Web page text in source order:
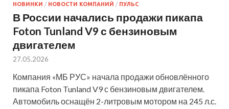
НОВИНКИ / НОВОСТИ КОМПАНИЙ / ПУЛЬС
В России начались продажи пикапа
Foton Tunland V9 с бензиновым
двигателем
27.05.2026
Компания «МБ РУС» начала продажи обновлённого
пикапа Foton Tunland V9 с бензиновым двигателем.
Автомобиль оснащён 2-литровым мотором на 245 л.с.